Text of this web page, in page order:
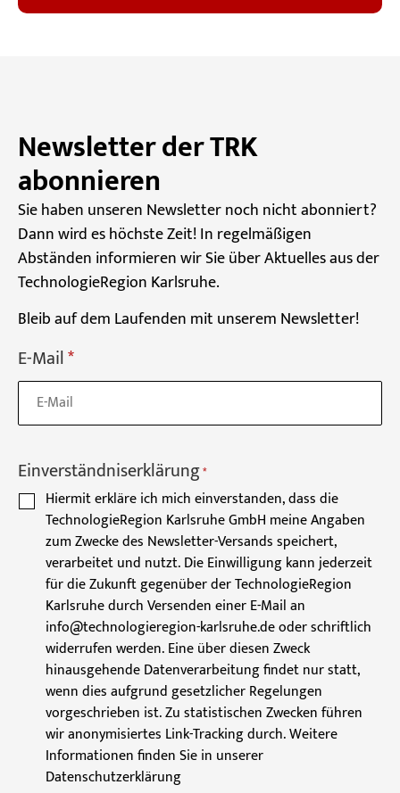
Newsletter der TRK
abonnieren
Sie haben unseren Newsletter noch nicht abonniert?
Dann wird es höchste Zeit! In regelmäßigen
Abständen informieren wir Sie über Aktuelles aus der
TechnologieRegion Karlsruhe.
Bleib auf dem Laufenden mit unserem Newsletter!
E-Mail*
Einverständniserklärung*
Hiermit erkläre ich mich einverstanden, dass die
TechnologieRegion Karlsruhe GmbH meine Angaben
zum Zwecke des Newsletter-Versands speichert,
verarbeitet und nutzt. Die Einwilligung kann jederzeit
für die Zukunft gegenüber der TechnologieRegion
Karlsruhe durch Versenden einer E-Mail an
info@technologieregion-karlsruhe.de oder schriftlich
widerrufen werden. Eine über diesen Zweck
hinausgehende Datenverarbeitung findet nur statt,
wenn dies aufgrund gesetzlicher Regelungen
vorgeschrieben ist. Zu statistischen Zwecken führen
wir anonymisiertes Link-Tracking durch. Weitere
Informationen finden Sie in unserer
Datenschutzerklärung